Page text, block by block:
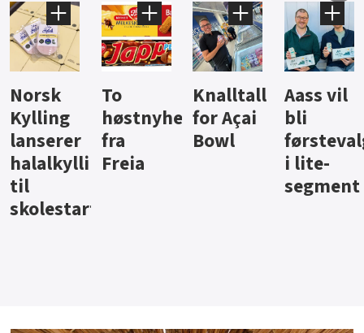
Knalltall
for Açai
Bowl
Aass vil
bli
førstevalg
i lite-
Brus og
jus fra
Berentsen
Hard
iste fra
Hansa